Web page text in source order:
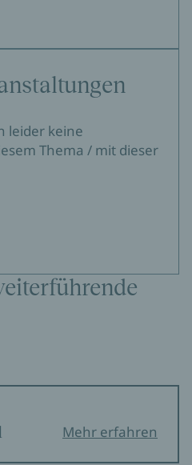
leider keine
Thema / mit dieser
Mehr erfahren